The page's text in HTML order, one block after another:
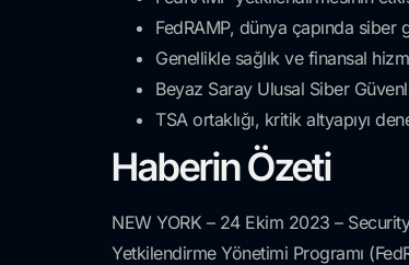
FedRAMP, dünya çapında
Genellikle sağlık ve finansal
Beyaz Saray Ulusal Siber
TSA ortaklığı, kritik altyapıyı
Haberin Özeti
NEW YORK – 24 Ekim 2023 –
Yetkilendirme Yönetimi Programı